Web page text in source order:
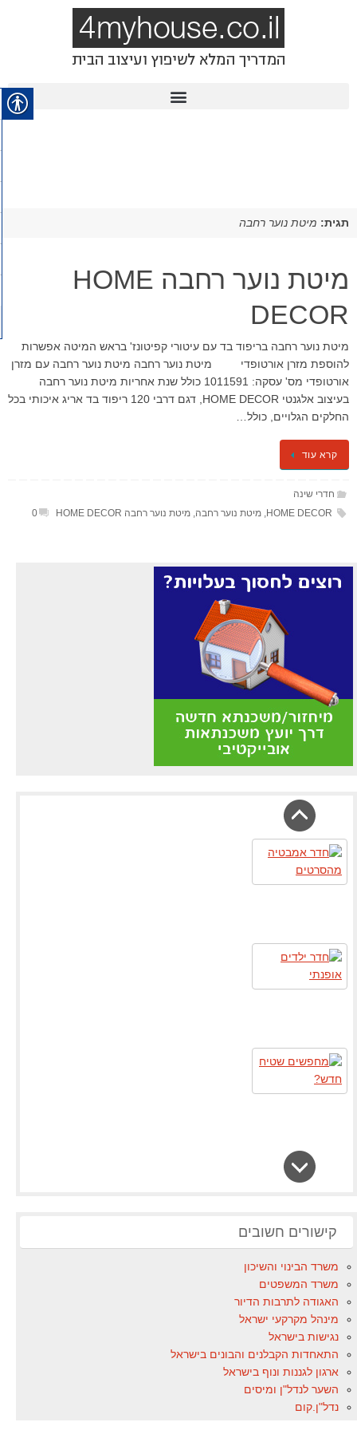
תגית: מיטת נוער רחבה
מיטת נוער רחבה HOME
DECOR
מיטת נוער רחבה בריפוד בד עם עיטורי קפיטונז' בראש המיטה אפשרות
להוספת מזרן אורטופדי מיטת נוער רחבה מיטת נוער רחבה עם מזרן
אורטופדי מס' עסקה: 1011591 כולל שנת אחריות מיטת נוער רחבה
בעיצוב אלגנטי HOME DECOR, דגם דרבי 120 ריפוד בד אריג איכותי בכל
החלקים הגלויים, כולל…
קרא עוד
חדרי שינה
HOME DECOR מיטת נוער רחבה מיטת נוער רחבה HOME DECOR 0
קישורים חשובים
משרד הבינוי והשיכון
משרד המשפטים
האגודה לתרבות הדיור
מינהל מקרקעי ישראל
נגישות בישראל
התאחדות הקבלנים והבונים בישראל
ארגון לגננות ונוף בישראל
השער לנדל"ן ומיסים
נדל"ן.קום